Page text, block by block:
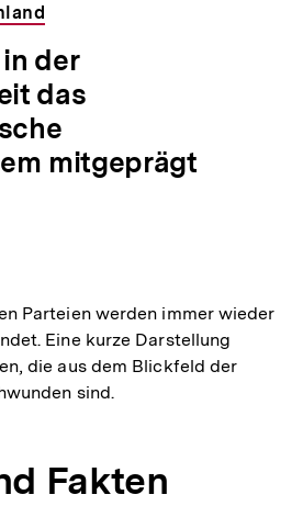
der
das
mitgeprägt
Parteien werden immer wieder
Eine kurze Darstellung
die aus dem Blickfeld der
sind.
Fakten